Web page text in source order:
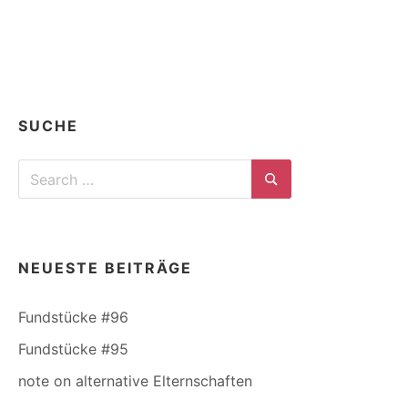
SUCHE
Search
for:
Search
NEUESTE BEITRÄGE
Fundstücke #96
Fundstücke #95
note on alternative Elternschaften